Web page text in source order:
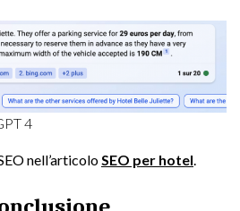
4
nell’articoloSEO per hotel.